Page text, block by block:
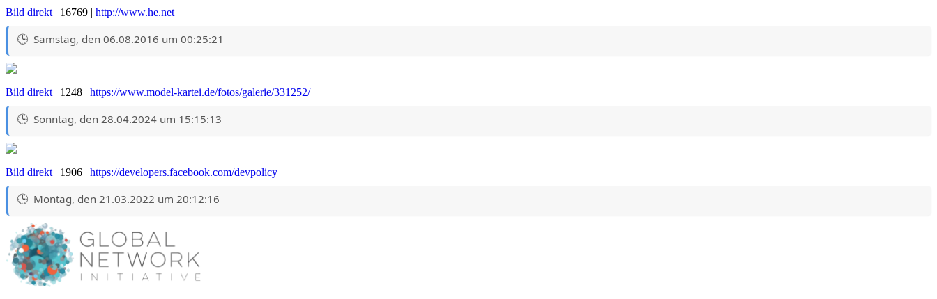
Bild direkt | 16769 | http://www.he.net
Samstag, den 06.08.2016 um 00:25:21
Bild direkt | 1248 | https://www.model-kartei.de/fotos/galerie/331252/
Sonntag, den 28.04.2024 um 15:15:13
Bild direkt | 1906 | https://developers.facebook.com/devpolicy
Montag, den 21.03.2022 um 20:12:16